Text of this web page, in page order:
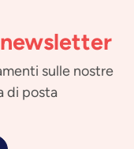
sulle nostre
di posta